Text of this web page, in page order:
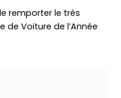
remporter le très
de Voiture de l’Année